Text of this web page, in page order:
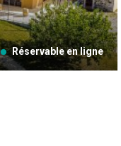
Réservable en ligne